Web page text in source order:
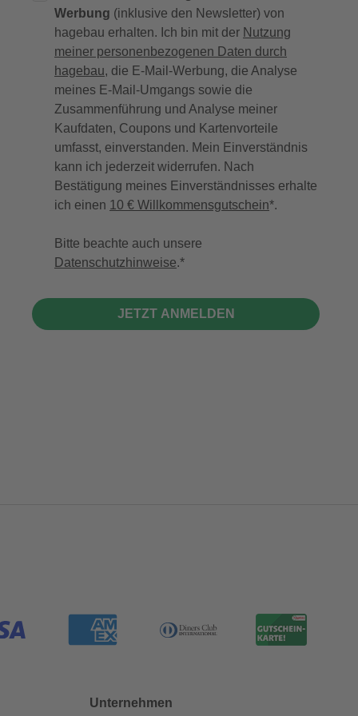
Werbung (inklusive den Newsletter) von
hagebau erhalten. Ich bin mit der Nutzung
meiner personenbezogenen Daten durch
hagebau, die E-Mail-Werbung, die Analyse
meines E-Mail-Umgangs sowie die
Zusammenführung und Analyse meiner
Kaufdaten, Coupons und Kartenvorteile
umfasst, einverstanden. Mein Einverständnis
kann ich jederzeit widerrufen. Nach
Bestätigung meines Einverständnisses erhalte
ich einen 10 € Willkommensgutschein*.
Bitte beachte auch unsere
Datenschutzhinweise.
JETZT ANMELDEN
Unternehmen